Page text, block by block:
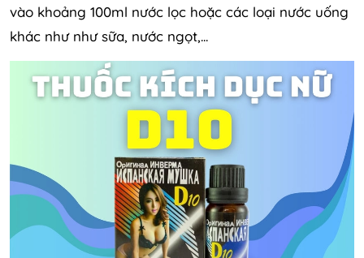
vào khoảng 100ml nước lọc hoặc các loại nước uống
khác như như sữa, nước ngọt,...